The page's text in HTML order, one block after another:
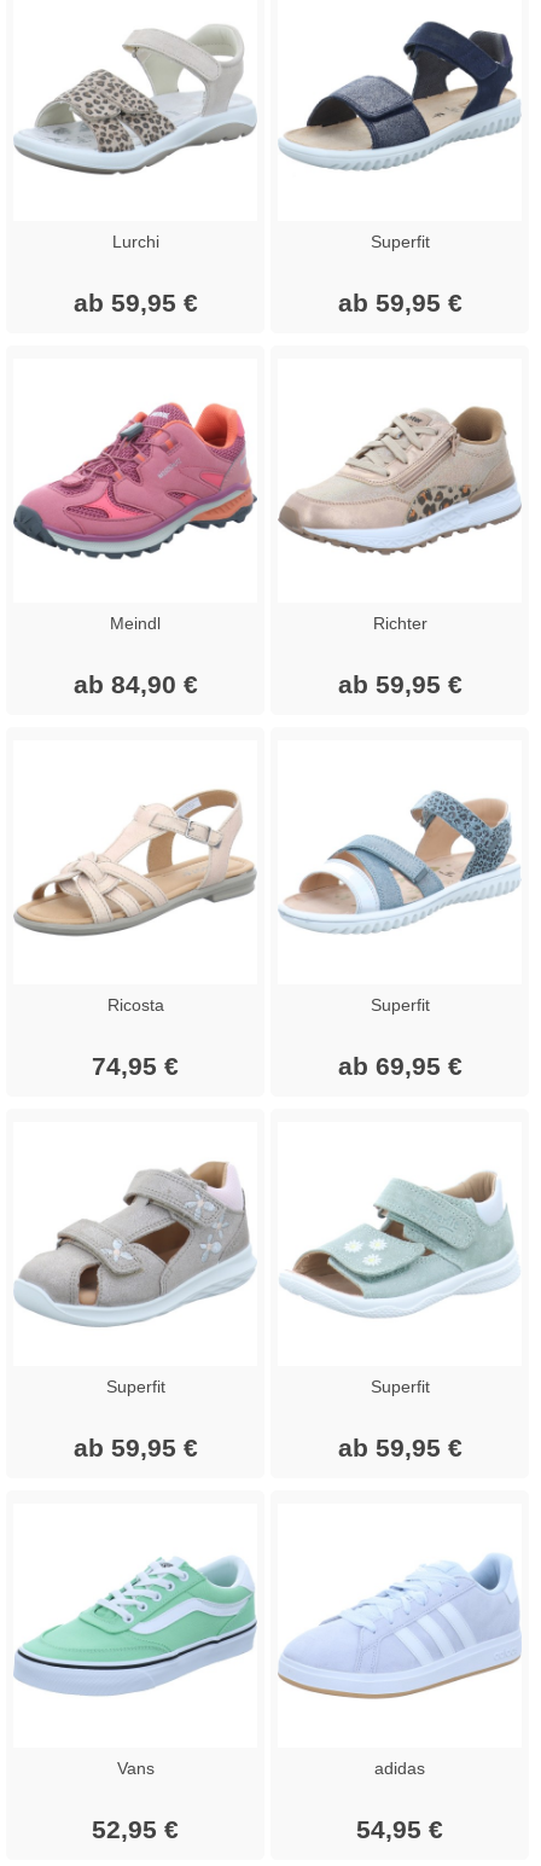
Lurchi
ab 59,95 €
Superfit
ab 59,95 €
Meindl
ab 84,90 €
Richter
ab 59,95 €
Ricosta
74,95 €
Superfit
ab 69,95 €
Superfit
ab 59,95 €
Superfit
ab 59,95 €
Vans
52,95 €
adidas
54,95 €